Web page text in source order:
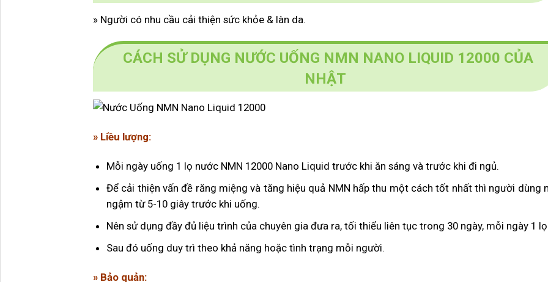
» Người có nhu cầu cải thiện sức khỏe & làn da.
CÁCH SỬ DỤNG NƯỚC UỐNG NMN NANO LIQUID 12000 CỦA
NHẬT
» Liều lượng:
Mỗi ngày uống 1 lọ nước NMN 12000 Nano Liquid trước khi ăn sáng và trước khi đi ngủ.
Để cải thiện vấn đề răng miệng và tăng hiệu quả NMN hấp thu một cách tốt nhất thì người dùng
ngậm từ 5-10 giây trước khi uống.
Nên sử dụng đầy đủ liệu trình của chuyên gia đưa ra, tối thiểu liên tục trong 30 ngày, mỗi ngày 1 lọ.
Sau đó uống duy trì theo khả năng hoặc tình trạng mỗi người.
» Bảo quản: